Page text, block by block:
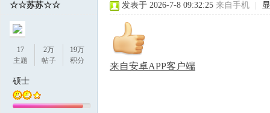
☆☆苏苏☆☆
17
主题
2万
帖子
19万
积分
硕士
发表于 2026-7-8 09:32:25 来自手机
来自安卓APP客户端